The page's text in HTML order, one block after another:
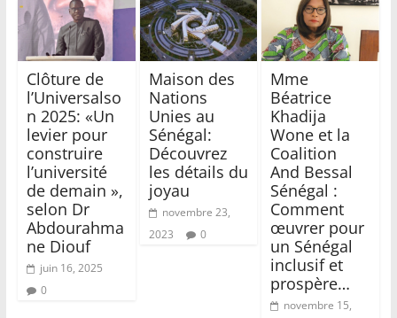
Clôture de
l’Universalso
n 2025: «Un
levier pour
construire
l’université
de demain »,
selon Dr
Abdourahma
ne Diouf
juin 16, 2025
0
Maison des
Nations
Unies au
Sénégal:
Découvrez
les détails du
joyau
novembre 23,
2023
0
Mme
Béatrice
Khadija
Wone et la
Coalition
And Bessal
Sénégal :
Comment
œuvrer pour
un Sénégal
inclusif et
prospère…
novembre 15,